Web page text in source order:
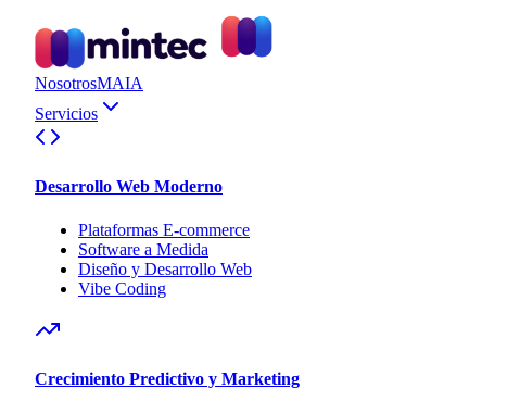
NosotrosMAIA
Servicios
Desarrollo Web Moderno
Plataformas E-commerce
Software a Medida
Diseño y Desarrollo Web
Vibe Coding
Crecimiento Predictivo y Marketing